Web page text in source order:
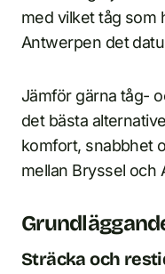
med vilket tåg som
Antwerpen det
Jämför gärna tåg-
det bästa
komfort, snabbhet
mellan Bryssel och
Sträcka och